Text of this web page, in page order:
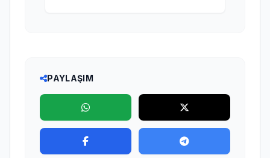
PAYLAŞIM